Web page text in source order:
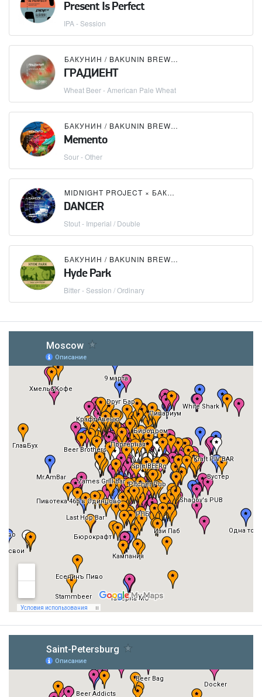
Present Is Perfect
IPA - Session
БАКУНИН / BAKUNIN BREWING CO.
ГРАДИЕНТ
Wheat Beer - American Pale Wheat
БАКУНИН / BAKUNIN BREWING CO.
Memento
Sour - Other
MIDNIGHT PROJECT × БАКУНИН / BAKUNIN BREWING CO.
DANCER
Stout - Imperial / Double
БАКУНИН / BAKUNIN BREWING CO.
Hyde Park
Bitter - Session / Ordinary